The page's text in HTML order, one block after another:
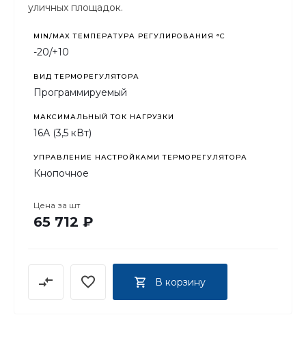
уличных площадок.
MIN/MAX ТЕМПЕРАТУРА РЕГУЛИРОВАНИЯ °С
-20/+10
ВИД ТЕРМОРЕГУЛЯТОРА
Программируемый
МАКСИМАЛЬНЫЙ ТОК НАГРУЗКИ
16А (3,5 кВт)
УПРАВЛЕНИЕ НАСТРОЙКАМИ ТЕРМОРЕГУЛЯТОРА
Кнопочное
Цена за шт
65 712 ₽
В корзину